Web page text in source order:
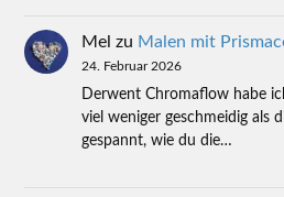
Mel zu Malen mit
24. Februar 2026
Derwent Chromaflow habe
viel weniger geschmeidig als
gespannt, wie du die…